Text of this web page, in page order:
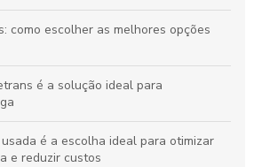
como escolher as melhores opções
é a solução ideal para
é a escolha ideal para otimizar
e reduzir custos